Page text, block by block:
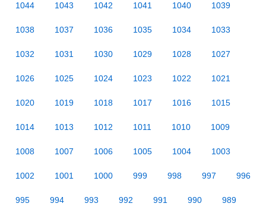
1044 1043 1042 1041 1040 1039
1038 1037 1036 1035 1034 1033
1032 1031 1030 1029 1028 1027
1026 1025 1024 1023 1022 1021
1020 1019 1018 1017 1016 1015
1014 1013 1012 1011 1010 1009
1008 1007 1006 1005 1004 1003
1002 1001 1000 999 998 997 996
995 994 993 992 991 990 989